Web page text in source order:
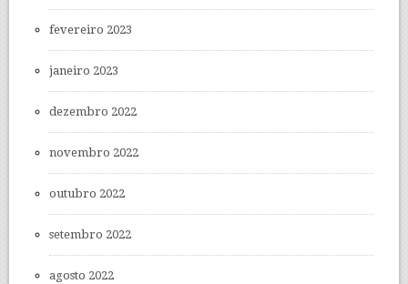
fevereiro 2023
janeiro 2023
dezembro 2022
novembro 2022
outubro 2022
setembro 2022
agosto 2022